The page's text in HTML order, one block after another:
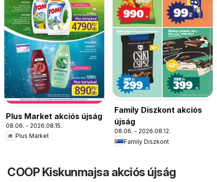
Plus Market akciós újság
08.06. - 2026.08.15.
Plus Market
Family Diszkont akciós
újság
08.06. - 2026.08.12.
Family Diszkont
COOP Kiskunmajsa akciós újság